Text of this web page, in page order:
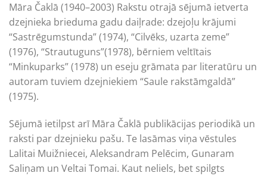
Māra Čaklā (1940–2003) Rakstu otrajā sējumā ietverta
dzejnieka brieduma gadu daiļrade: dzejoļu krājumi
“Sastrēgumstunda” (1974), “Cilvēks, uzarta zeme”
(1976), “Strautuguns”(1978), bērniem veltītais
“Minkuparks” (1978) un eseju grāmata par literatūru un
autoram tuviem dzejniekiem “Saule rakstāmgaldā”
(1975).
Sējumā ietilpst arī Māra Čaklā publikācijas periodikā un
raksti par dzejnieku pašu. Te lasāmas viņa vēstules
Lalitai Muižniecei, Aleksandram Pelēcim, Gunaram
Saliņam un Veltai Tomai. Kaut neliels, bet spilgts